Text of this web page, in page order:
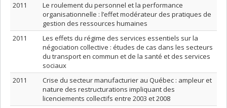
2011
Le roulement du personnel et la performance
organisationnelle : l’effet modérateur des pratiques de
gestion des ressources humaines
2011
Les effets du régime des services essentiels sur la
négociation collective : études de cas dans les secteurs
du transport en commun et de la santé et des services
sociaux
2011
Crise du secteur manufacturier au Québec : ampleur et
nature des restructurations impliquant des
licenciements collectifs entre 2003 et 2008